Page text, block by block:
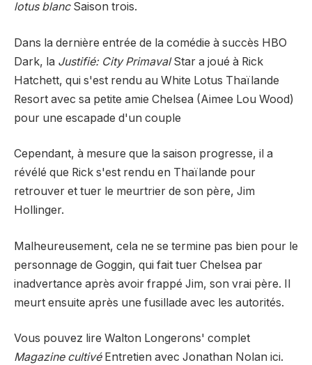
lotus blancSaison trois.
Dans la dernière entrée de la comédie à succès HBO
Dark, la Justifié: City PrimavalStar a joué à Rick
Hatchett, qui s'est rendu au White Lotus Thaïlande
Resort avec sa petite amie Chelsea (Aimee Lou Wood)
pour une escapade d'un couple
Cependant, à mesure que la saison progresse, il a
révélé que Rick s'est rendu en Thaïlande pour
retrouver et tuer le meurtrier de son père, Jim
Hollinger.
Malheureusement, cela ne se termine pas bien pour le
personnage de Goggin, qui fait tuer Chelsea par
inadvertance après avoir frappé Jim, son vrai père. Il
meurt ensuite après une fusillade avec les autorités.
Vous pouvez lire Walton Longerons' complet
Magazine cultivéEntretien avec Jonathan Nolan ici.